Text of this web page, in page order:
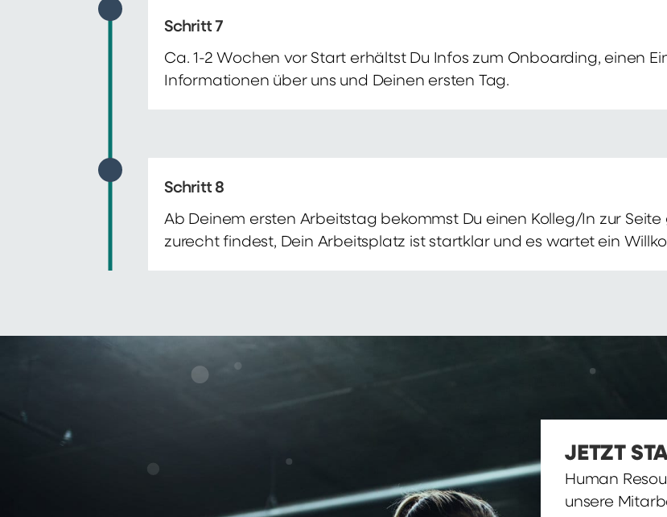
Schritt 7
Ca. 1-2 Wochen vor Start erhältst Du Infos zum Onboarding, einen
Informationen über uns und Deinen ersten Tag.
Schritt 8
Ab Deinem ersten Arbeitstag bekommst Du einen Kolleg/In zur
zurecht findest, Dein Arbeitsplatz ist startklar und es wartet ein
JETZT
Human
unsere